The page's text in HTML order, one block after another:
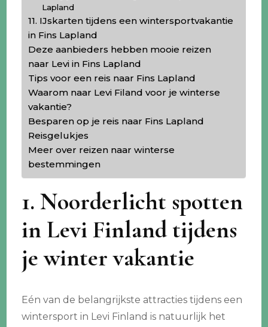
Lapland
11. IJskarten tijdens een wintersportvakantie
in Fins Lapland
Deze aanbieders hebben mooie reizen
naar Levi in Fins Lapland
Tips voor een reis naar Fins Lapland
Waarom naar Levi Filand voor je winterse
vakantie?
Besparen op je reis naar Fins Lapland
Reisgelukjes
Meer over reizen naar winterse
bestemmingen
1. Noorderlicht spotten
in Levi Finland tijdens
je winter vakantie
Eén van de belangrijkste attracties tijdens een
wintersport in Levi Finland is natuurlijk het